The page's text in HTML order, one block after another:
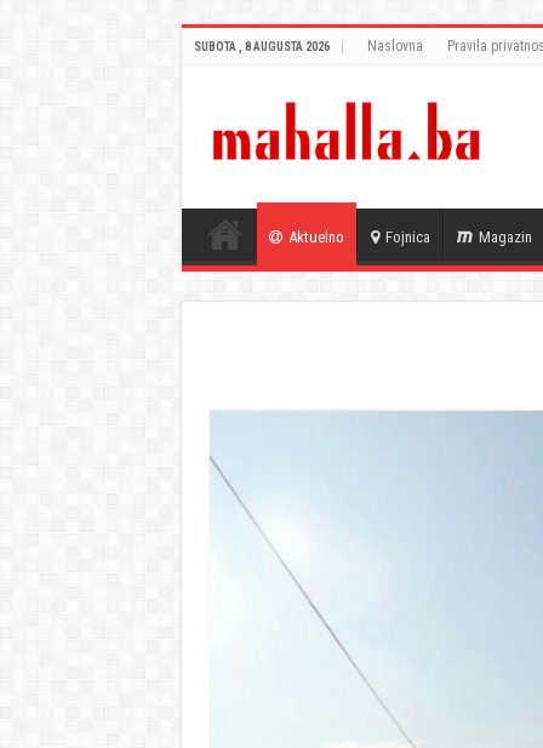
SUBOTA , 8 AUGUSTA 2026 Naslovna Pravila
Aktuelno Fojnica Magazin